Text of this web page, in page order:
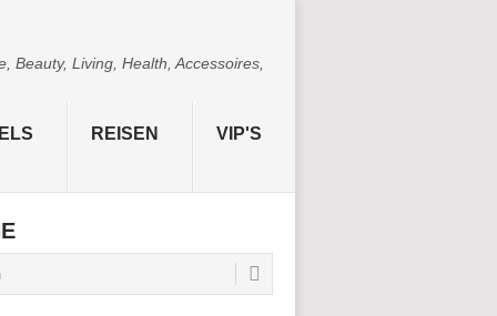
Beauty, Living, Health, Accessoires,
REISEN VIP'S